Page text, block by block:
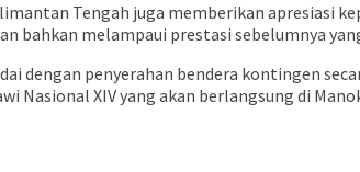
Tengah juga memberikan apresiasi
bahkan melampaui prestasi sebelumnya
dengan penyerahan bendera kontingen
Nasional XIV yang akan berlangsung di